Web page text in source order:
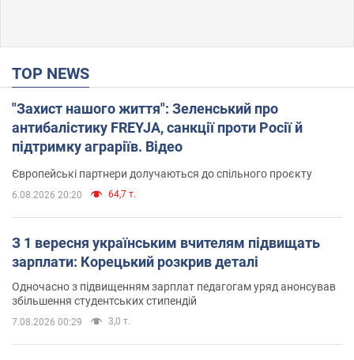
TOP NEWS
"Захист нашого життя": Зеленський про
антибалістику FREYJA, санкції проти Росії й
підтримку аграріїв. Відео
Європейські партнери долучаються до спільного проєкту
6.08.2026 20:20 64,7 т.
З 1 вересня українським вчителям підвищать
зарплати: Корецький розкрив деталі
Одночасно з підвищенням зарплат педагогам уряд анонсував
збільшення студентських стипендій
7.08.2026 00:29 3,0 т.